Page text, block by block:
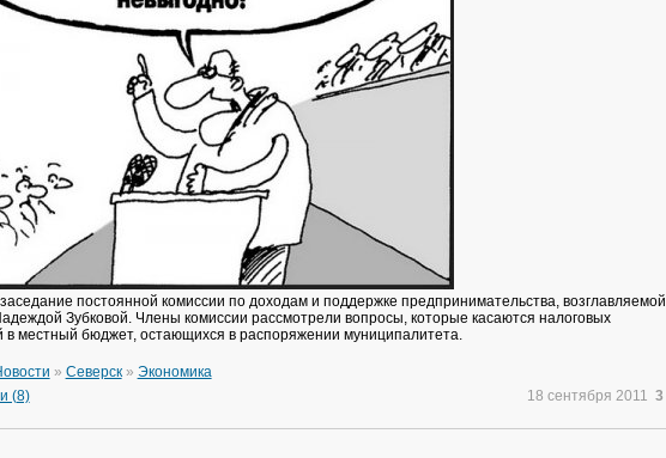
постоянной комиссии по доходам и поддержке предпринимательства, возглавляемой
Зубковой. Члены комиссии рассмотрели вопросы, которые касаются налоговых
в местный бюджет, остающихся в распоряжении муниципалитета.
» Северск» Экономика
(8)
18 сентября 2011 3